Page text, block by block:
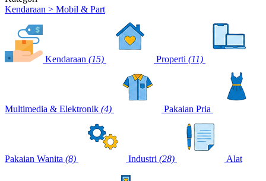
Kendaraan > Mobil & Part
Kendaraan (15) Properti (11)
Multimedia & Elektronik (4) Pakaian Pria
Pakaian Wanita (8) Industri (28) Alat